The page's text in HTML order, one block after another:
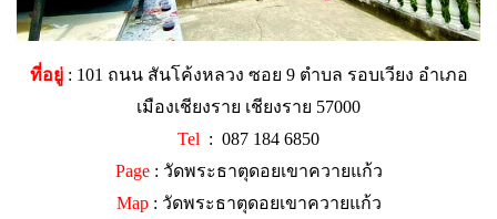
ที่อยู่: 101 ถนน สันโค้งหลวง ซอย 9 ตำบล รอบเวียง อำเภอ
เมืองเชียงราย เชียงราย 57000
Tel : 087 184 6850
Page: วัดพระธาตุดอยเขาควายแก้ว
Map: วัดพระธาตุดอยเขาควายแก้ว